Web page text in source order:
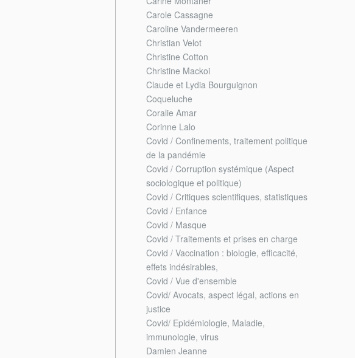
Carole Cassagne
Caroline Vandermeeren
Christian Velot
Christine Cotton
Christine Mackoi
Claude et Lydia Bourguignon
Coqueluche
Coralie Amar
Corinne Lalo
Covid / Confinements, traitement politique
de la pandémie
Covid / Corruption systémique (Aspect
sociologique et politique)
Covid / Critiques scientifiques, statistiques
Covid / Enfance
Covid / Masque
Covid / Traitements et prises en charge
Covid / Vaccination : biologie, efficacité,
effets indésirables,
Covid / Vue d'ensemble
Covid/ Avocats, aspect légal, actions en
justice
Covid/ Epidémiologie, Maladie,
immunologie, virus
Damien Jeanne